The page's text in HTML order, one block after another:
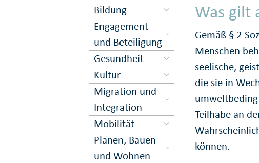
Bildung
Engagement
und Beteiligung
Gesundheit
Kultur
Migration und
Inte­gration
Mobilität
Planen, Bauen
und Wohnen
Was gilt
Gemäß § 2
Menschen
seelische,
die sie in
Teilhabe an
können.